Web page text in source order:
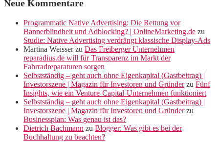
Neue Kommentare
Programmatic Native Advertising: Die Rettung vor
Bannerblindheit und Adblocking? | OnlineMarketing.de zu
Studie: Native Advertising verdrängt klassische Display-Ads
Martina Weisserzu Das Freiberger Unternehmen
reparadius.de will für Transparenz im Markt der
Fahrradreparaturen sorgen
Selbstständig – geht auch ohne Eigenkapital (Gastbeitrag) |
Investorszene | Magazin für Investoren und Gründerzu Fünf
Insights, wie ein Venture-Capital-Unternehmen funktioniert
Selbstständig – geht auch ohne Eigenkapital (Gastbeitrag) |
Investorszene | Magazin für Investoren und Gründerzu
Businessplan: Was genau ist das?
Dietrich Bachmann zu Blogger: Was gibt es bei der
Buchhaltung zu beachten?